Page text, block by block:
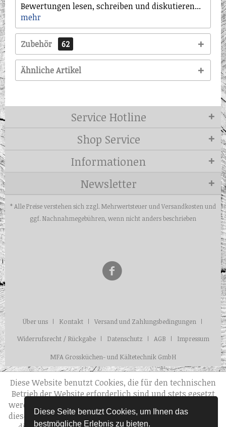
Diese Seite benutzt Cookies, um Ihnen das
bestmögliche Erlebnis zu bieten.
Bewertungen lesen, schreiben und diskutieren...
mehr
Zubehör 62
Ähnliche Artikel
Service Hotline
Shop Service
Informationen
Newsletter
* Alle Preise verstehen sich zzgl. Mehrwertsteuer und Versandkosten und
ggf. Nachnahmegebühren, wenn nicht anders beschrieben
Über uns Kontakt
Versand und Zahlungsbedingungen
Widerrufsrecht / Rückgabe
Datenschutz AGB
Impressum
MFA Grossküchen- und Kältetechnik GmbH
Diese Website benutzt Cookies, die für den technischen
Betrieb der Website erforderlich sind und stets gesetzt
werden. Andere Cookies, die den Komfort bei Benutzung
dieser Website erhöhen, der Direktwerbung dienen oder